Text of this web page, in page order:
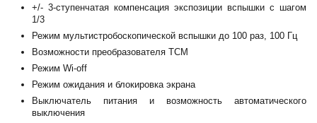
+/- 3-ступенчатая компенсация экспозиции вспышки с шагом
1/3
Режим мультистробоскопической вспышки до 100 раз, 100 Гц
Возможности преобразователя TCM
Режим Wi-off
Режим ожидания и блокировка экрана
Выключатель питания и возможность автоматического
выключения